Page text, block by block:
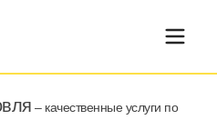
– качественные услуги по